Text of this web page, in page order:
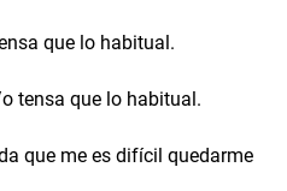
que lo habitual.
tensa que lo habitual.
que me es difícil quedarme